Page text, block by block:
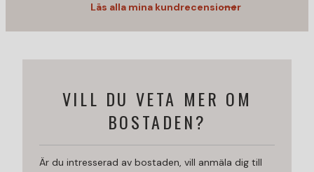
Läs alla mina kundrecensioner
VILL DU VETA MER OM
BOSTADEN?
Är du intresserad av bostaden, vill anmäla dig till